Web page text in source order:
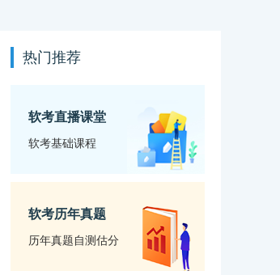
热门推荐
软考直播课堂
软考基础课程
软考历年真题
历年真题自测估分